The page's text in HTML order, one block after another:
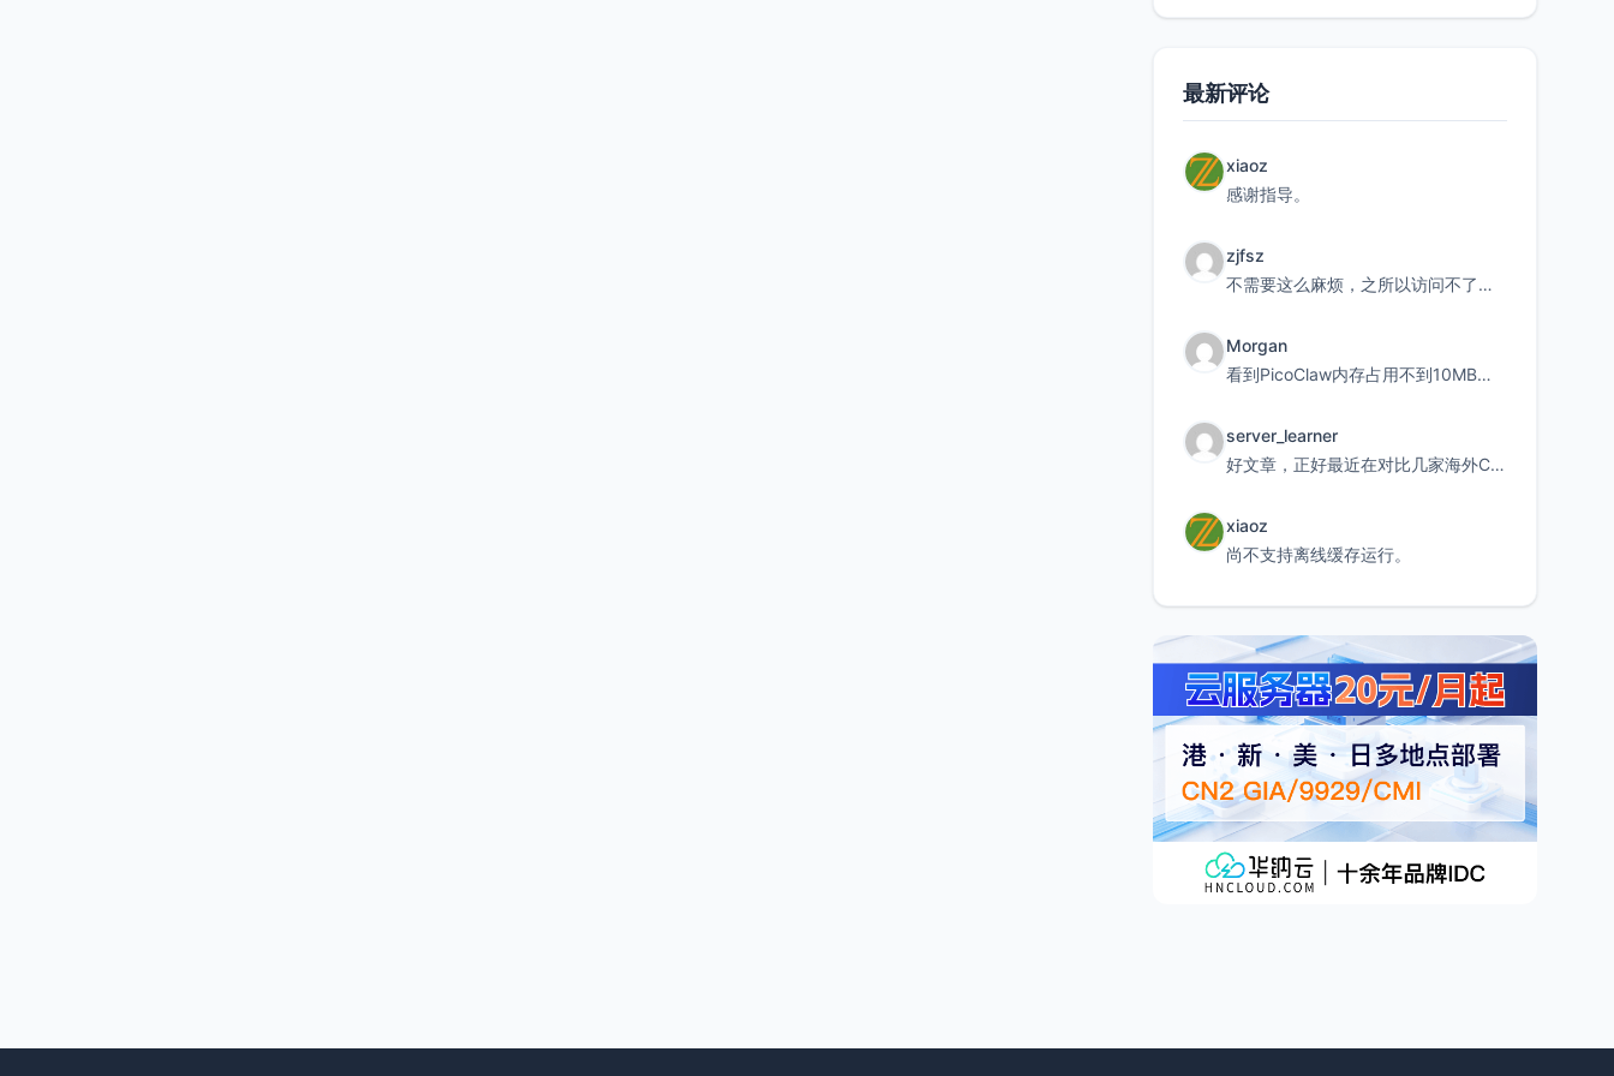
最新评论
xiaoz
感谢指导。
zjfsz
不需要这么麻烦，之所以访问不了，是由于非对称路由的问题，在爱快主路由添加一条静态路由192.168.
Morgan
看到PicoClaw内存占用不到10MB这个数据真的很惊喜，确实很适合我这种想用旧设备折腾AI的小白
server_learner
好文章，正好最近在对比几家海外CDN。文中提到CF免费版不支持自定义回源端口和HOST这个痛点太真实
xiaoz
尚不支持离线缓存运行。